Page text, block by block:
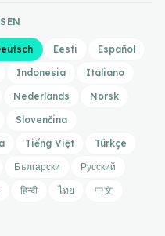
Eesti
Español
Indonesia
Italiano
Nederlands
Norsk
Slovenčina
Tiếng Việt
Türkçe
Български
Русский
हिन्दी ไทย
中文